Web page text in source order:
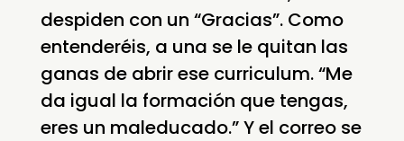
despiden con un “Gracias”. Como
entenderéis, a una se le quitan las
ganas de abrir ese curriculum. “Me
da igual la formación que tengas,
eres un maleducado.” Y el correo se